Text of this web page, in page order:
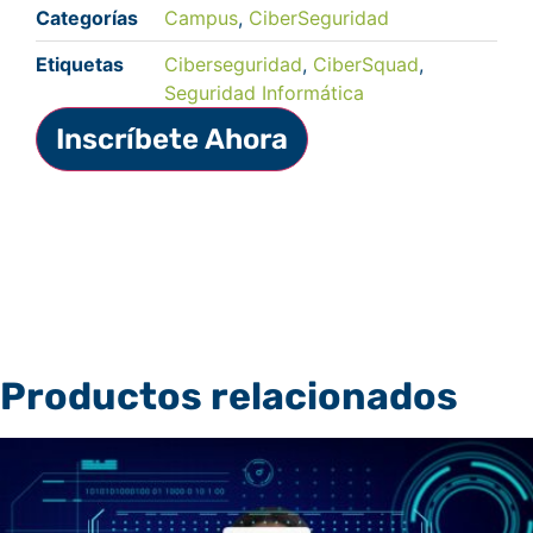
Categorías Campus, CiberSeguridad
Etiquetas
Ciberseguridad, CiberSquad,
Seguridad Informática
Inscríbete Ahora
Productos relacionados